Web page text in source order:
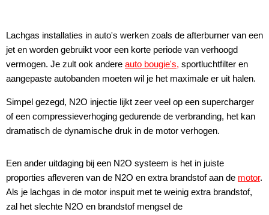
Lachgas installaties in auto's werken zoals de afterburner van een
jet en worden gebruikt voor een korte periode van verhoogd
vermogen. Je zult ook andere auto bougie's, sportluchtfilter en
aangepaste autobanden moeten wil je het maximale er uit halen.
Simpel gezegd, N2O injectie lijkt zeer veel op een supercharger
of een compressieverhoging gedurende de verbranding, het kan
dramatisch de dynamische druk in de motor verhogen.
Een ander uitdaging bij een N2O systeem is het in juiste
proporties afleveren van de N2O en extra brandstof aan de motor.
Als je lachgas in de motor inspuit met te weinig extra brandstof,
zal het slechte N2O en brandstof mengsel de